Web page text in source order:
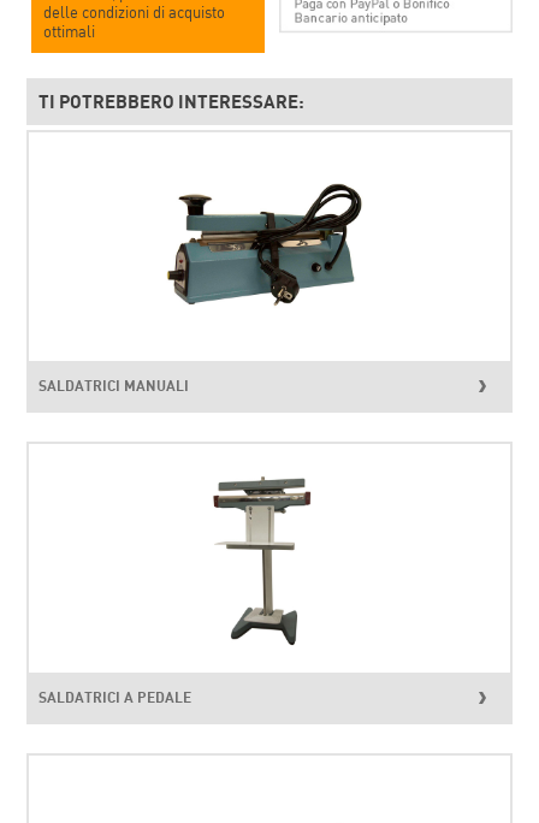
delle condizioni di acquisto
ottimali
TI POTREBBERO INTERESSARE:
SALDATRICI MANUALI
SALDATRICI A PEDALE